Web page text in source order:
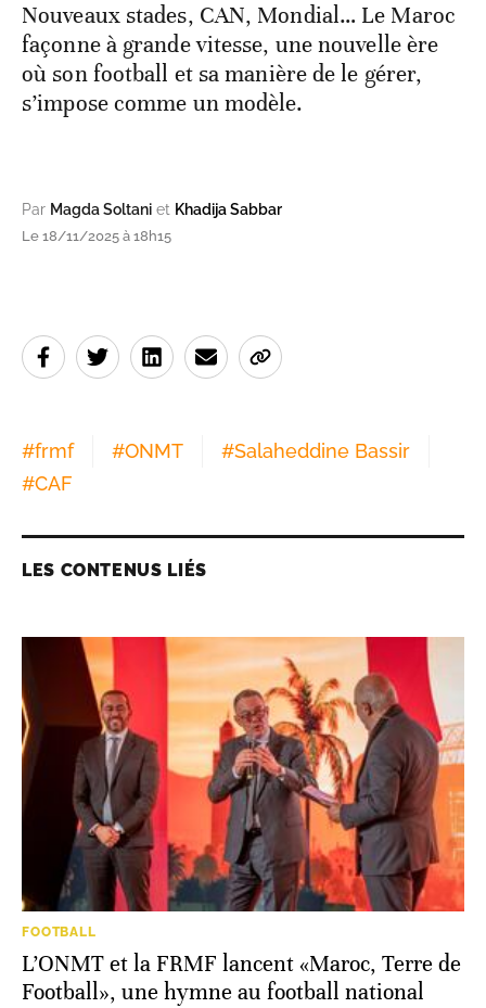
Nouveaux stades, CAN, Mondial… Le Maroc
façonne à grande vitesse, une nouvelle ère
où son football et sa manière de le gérer,
s’impose comme un modèle.
Par Magda Soltani et Khadija Sabbar
Le 18/11/2025 à 18h15
#frmf #ONMT #Salaheddine Bassir
#CAF
LES CONTENUS LIÉS
FOOTBALL
L’ONMT et la FRMF lancent «Maroc, Terre de
Football», une hymne au football national